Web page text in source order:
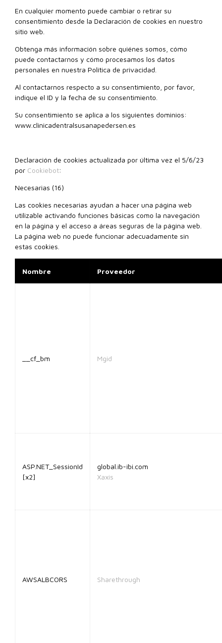
En cualquier momento puede cambiar o retirar su
consentimiento desde la Declaración de cookies en nuestro
sitio web.
Obtenga más información sobre quiénes somos, cómo
puede contactarnos y cómo procesamos los datos
personales en nuestra Política de privacidad.
Al contactarnos respecto a su consentimiento, por favor,
indique el ID y la fecha de su consentimiento.
Su consentimiento se aplica a los siguientes dominios:
www.clinicadentralsusanapedersen.es
Declaración de cookies actualizada por última vez el 5/6/23
por Cookiebot:
Necesarias (16)
Las cookies necesarias ayudan a hacer una página web
utilizable activando funciones básicas como la navegación
en la página y el acceso a áreas seguras de la página web.
La página web no puede funcionar adecuadamente sin
estas cookies.
Nombre Proveedor
__cf_bm Mgid
ASP.NET_SessionId
[x2]
global.ib-ibi.com
Xaxis
AWSALBCORS Sharethrough